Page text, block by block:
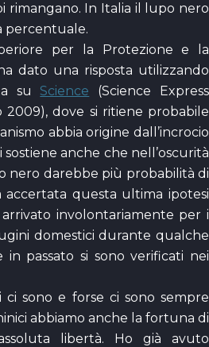
rimangano. In Italia il lupo nero
percentuale.
per la Protezione e la
dato una risposta utilizzando
suScience (Science Express
2009), dove si ritiene probabile
abbia origine dall’incrocio
sostiene anche che nell’oscurità
nero darebbe più probabilità di
accertata questa ultima ipotesi
involontariamente per i
domestici durante qualche
in passato si sono verificati nei
sono e forse ci sono sempre
abbiamo anche la fortuna di
libertà. Ho già avuto